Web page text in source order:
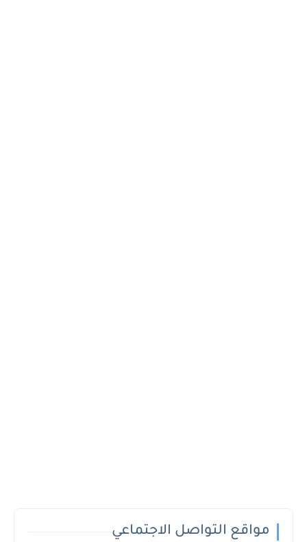
مواقع التواصل الاجتماعي